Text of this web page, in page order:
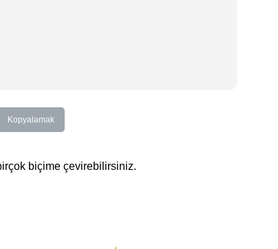
Kopyalamak
biçime çevirebilirsiniz.